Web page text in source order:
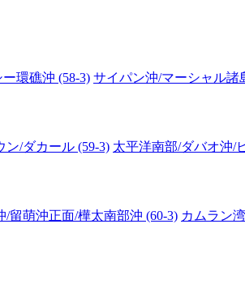
環礁沖 (58-3) サイパン沖/マーシャル諸
ン/ダカール (59-3) 太平洋南部/ダバオ沖/
/留萌沖正面/樺太南部沖 (60-3) カムラン